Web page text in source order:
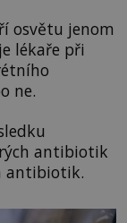
osvětu jenom
lékaře při
ne.
antibiotik
antibiotik.